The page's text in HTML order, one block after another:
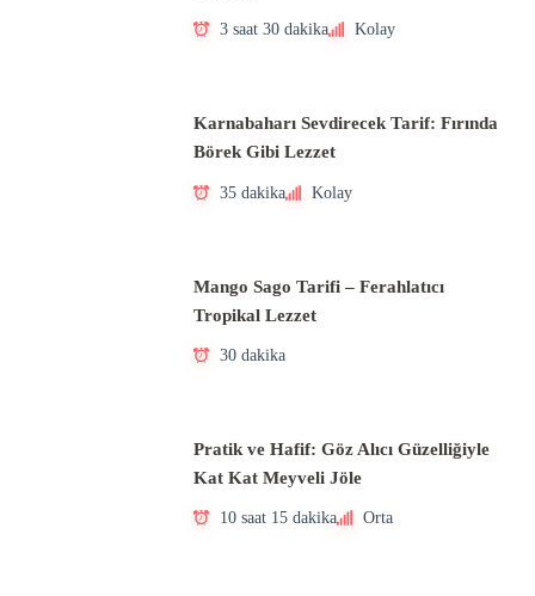
3 saat 30 dakika Kolay
Karnabaharı Sevdirecek Tarif: Fırında
Börek Gibi Lezzet
35 dakika Kolay
Mango Sago Tarifi – Ferahlatıcı
Tropikal Lezzet
30 dakika
Pratik ve Hafif: Göz Alıcı Güzelliğiyle
Kat Kat Meyveli Jöle
10 saat 15 dakika Orta